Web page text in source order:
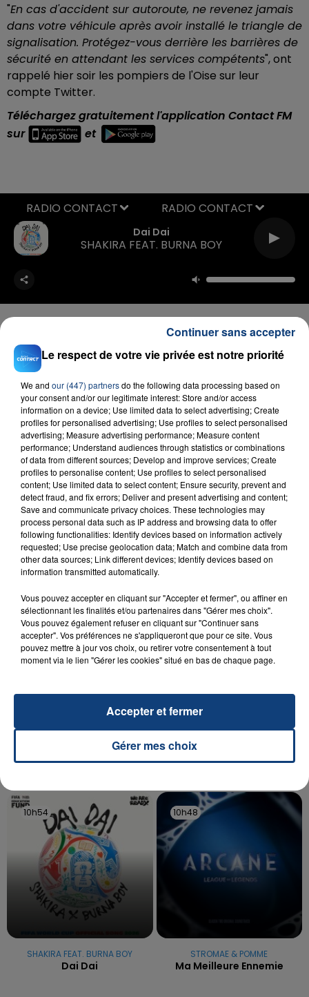
"En cas d'accident sur autoroute, ne revenez jamais
dans votre véhicule après avoir installé le triangle de
signalisation. Protégez-vous derrière les barrières de
sécurité en attendant les services compétents", ont
rappelé hier soir les pompiers de l'Oise sur leur
compte Twitter.
Téléchargez gratuitement l'application Contact FM
sur
et
Dai Dai
SHAKIRA FEAT. BURNA BOY
RADIO CONTACT
FIL D'ACTU
23 juillet 2026
INCENDIE MORTEL À LENS : UNE FEMME ET
SON BÉBÉ ENTRE LA VIE ET LA...
Un homme s'est immolé par le feu après avoir
aspergé sa compagne et leur bébé de trois mois
UNE ADOLESCENTE DEVANT SE FAIRE
OPÉRER DE LA CHEVILLE RESSORT DE LA...
reconnu sa responsabilité et présenté ses
excuses.
TITRES DIFFUSÉS
10h54
10h54
SHAKIRA FEAT. BURNA BOY
Dai Dai
10h48
10h48
STROMAE & POMME
Ma Meilleure Ennemie
Le respect de votre vie privée est notre priorité
We and our (447) partnersdo the following data processing based on
your consent and/or our legitimate interest: Store and/or access
information on a device; Use limited data to select advertising; Create
profiles for personalised advertising; Use profiles to select personalised
advertising; Measure advertising performance; Measure content
performance; Understand audiences through statistics or combinations
of data from different sources; Develop and improve services; Create
profiles to personalise content; Use profiles to select personalised
content; Use limited data to select content; Ensure security, prevent and
detect fraud, and fix errors; Deliver and present advertising and content;
Save and communicate privacy choices. These technologies may
process personal data such as IP address and browsing data to offer
following functionalities: Identify devices based on information actively
requested; Use precise geolocation data; Match and combine data from
other data sources; Link different devices; Identify devices based on
information transmitted automatically.
Vous pouvez accepter en cliquant sur "Accepter et fermer", ou affiner en
sélectionnant les finalités et/ou partenaires dans "Gérer mes choix".
Vous pouvez également refuser en cliquant sur "Continuer sans
accepter". Vos préférences ne s'appliqueront que pour ce site. Vous
pouvez mettre à jour vos choix, ou retirer votre consentement à tout
moment via le lien "Gérer les cookies" situé en bas de chaque page.
Gérer mes choix
Accepter et fermer
Continuer sans accepter